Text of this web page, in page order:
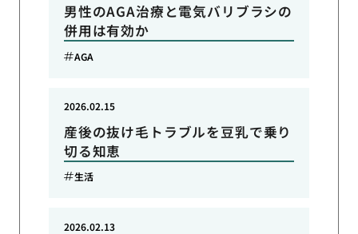
男性のAGA治療と電気バリブラシの
併用は有効か
AGA
産後の抜け毛トラブルを豆乳で乗り
切る知恵
2026.02.15
生活
2026.02.13